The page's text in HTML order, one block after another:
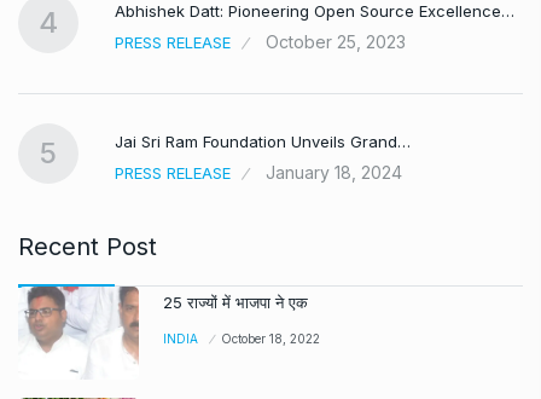
4
Abhishek Datt: Pioneering Open Source Excellence…
PRESS RELEASE
October 25, 2023
5
Jai Sri Ram Foundation Unveils Grand…
PRESS RELEASE
January 18, 2024
Recent Post
25 राज्यों में भाजपा ने एक
INDIA October 18, 2022